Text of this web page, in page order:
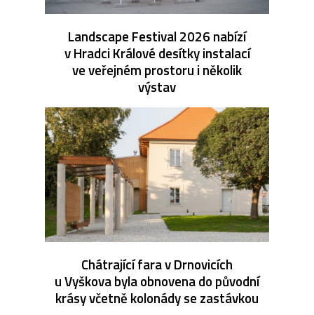
Landscape Festival 2026 nabízí
v Hradci Králové desítky instalací
ve veřejném prostoru i několik
výstav
Chátrající fara v Drnovicích
u Vyškova byla obnovena do původní
krásy včetně kolonády se zastávkou